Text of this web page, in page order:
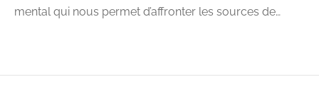
mental qui nous permet d’affronter les sources de…